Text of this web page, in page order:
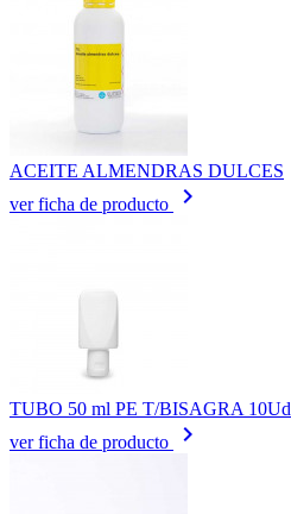
ACEITE ALMENDRAS DULCES
ver ficha de producto
keyboard_arrow_right
TUBO 50 ml PE T/BISAGRA 10Ud
ver ficha de producto
keyboard_arrow_right